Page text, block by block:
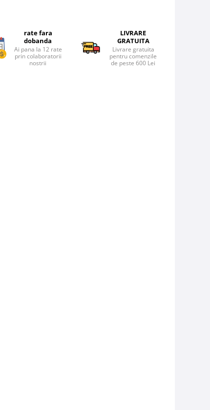
rate fara
dobanda
Ai pana la 12 rate
prin colaboratorii
nostrii
LIVRARE
GRATUITA
Livrare gratuita
pentru comenzile
de peste 600 Lei